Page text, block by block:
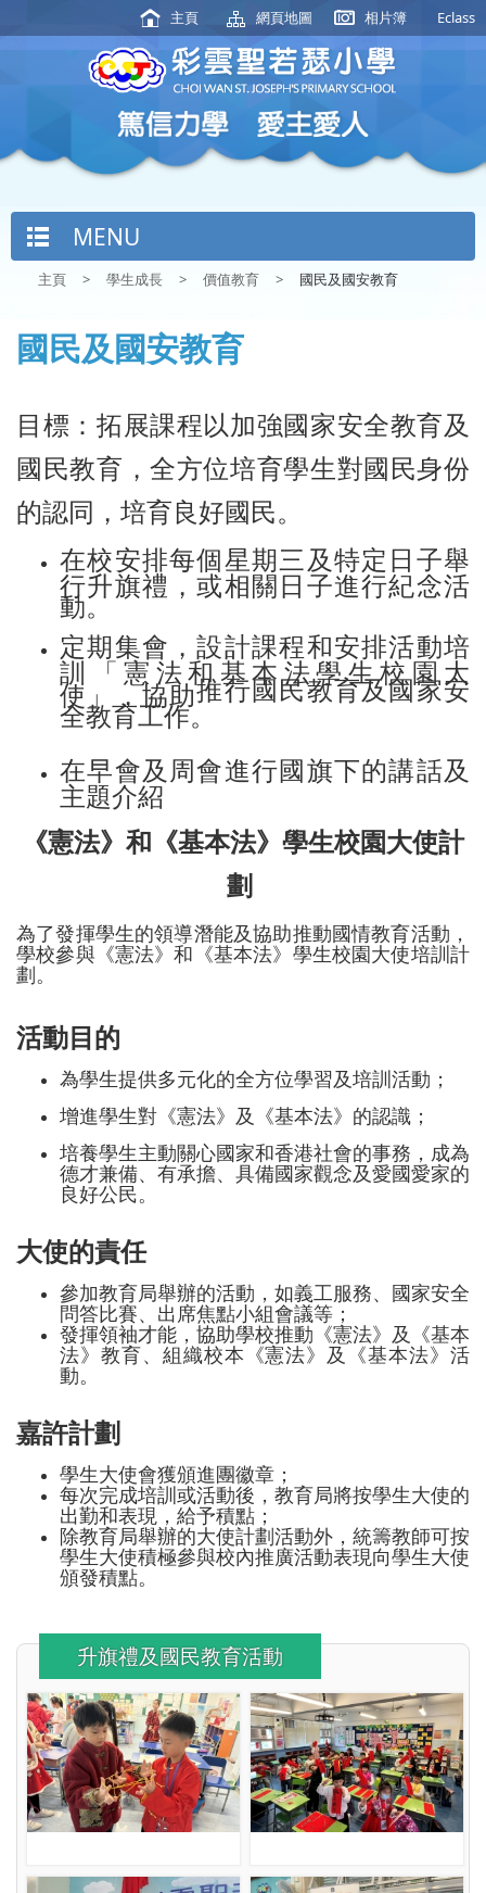
主頁 網頁地圖 相片簿 Eclass
MENU
主頁 > 學生成長 > 價值教育 > 國民及國安教育
國民及國安教育
目標：拓展課程以加強國家安全教育及
國民教育，全方位培育學生對國民身份
的認同，培育良好國民。
在校安排每個星期三及特定日子舉
行升旗禮，或相關日子進行紀念活
動。
定期集會，設計課程和安排活動培
訓「憲法和基本法學生校園大
使」，協助推行國民教育及國家安
全教育工作。
在早會及周會進行國旗下的講話及
主題介紹
《憲法》和《基本法》學生校園大使計
劃
為了發揮學生的領導潛能及協助推動國情教育活動，
學校參與《憲法》和《基本法》學生校園大使培訓計
劃。
活動目的
為學生提供多元化的全方位學習及培訓活動；
增進學生對《憲法》及《基本法》的認識；
培養學生主動關心國家和香港社會的事務，成為
德才兼備、有承擔、具備國家觀念及愛國愛家的
良好公民。
大使的責任
參加教育局舉辦的活動，如義工服務、國家安全
問答比賽、出席焦點小組會議等；
發揮領袖才能，協助學校推動《憲法》及《基本
法》教育、組織校本《憲法》及《基本法》活
動。
嘉許計劃
學生大使會獲頒進團徽章；
每次完成培訓或活動後，教育局將按學生大使的
出勤和表現，給予積點；
除教育局舉辦的大使計劃活動外，統籌教師可按
學生大使積極參與校內推廣活動表現向學生大使
頒發積點。
升旗禮及國民教育活動